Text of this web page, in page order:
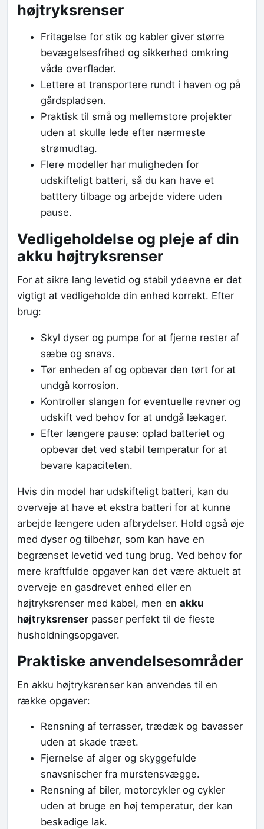
højtryksrenser
Fritagelse for stik og kabler giver større
bevægelsesfrihed og sikkerhed omkring
våde overflader.
Lettere at transportere rundt i haven og på
gårdspladsen.
Praktisk til små og mellemstore projekter
uden at skulle lede efter nærmeste
strømudtag.
Flere modeller har muligheden for
udskifteligt batteri, så du kan have et
batttery tilbage og arbejde videre uden
pause.
Vedligeholdelse og pleje af din
akku højtryksrenser
For at sikre lang levetid og stabil ydeevne er det
vigtigt at vedligeholde din enhed korrekt. Efter
brug:
Skyl dyser og pumpe for at fjerne rester af
sæbe og snavs.
Tør enheden af og opbevar den tørt for at
undgå korrosion.
Kontroller slangen for eventuelle revner og
udskift ved behov for at undgå lækager.
Efter længere pause: oplad batteriet og
opbevar det ved stabil temperatur for at
bevare kapaciteten.
Hvis din model har udskifteligt batteri, kan du
overveje at have et ekstra batteri for at kunne
arbejde længere uden afbrydelser. Hold også øje
med dyser og tilbehør, som kan have en
begrænset levetid ved tung brug. Ved behov for
mere kraftfulde opgaver kan det være aktuelt at
overveje en gasdrevet enhed eller en
højtryksrenser med kabel, men en akku
højtryksrenser passer perfekt til de fleste
husholdningsopgaver.
Praktiske anvendelsesområder
En akku højtryksrenser kan anvendes til en
række opgaver:
Rensning af terrasser, trædæk og bavasser
uden at skade træet.
Fjernelse af alger og skyggefulde
snavsnischer fra murstensvægge.
Rensning af biler, motorcykler og cykler
uden at bruge en høj temperatur, der kan
beskadige lak.